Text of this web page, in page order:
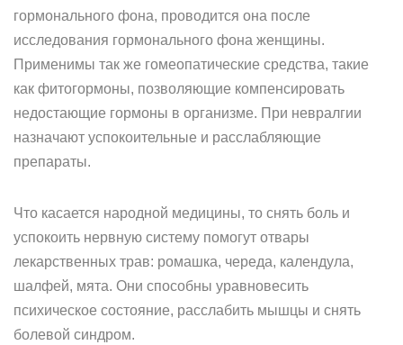
гормонального фона, проводится она после
исследования гормонального фона женщины.
Применимы так же гомеопатические средства, такие
как фитогормоны, позволяющие компенсировать
недостающие гормоны в организме. При невралгии
назначают успокоительные и расслабляющие
препараты.
Что касается народной медицины, то снять боль и
успокоить нервную систему помогут отвары
лекарственных трав: ромашка, череда, календула,
шалфей, мята. Они способны уравновесить
психическое состояние, расслабить мышцы и снять
болевой синдром.